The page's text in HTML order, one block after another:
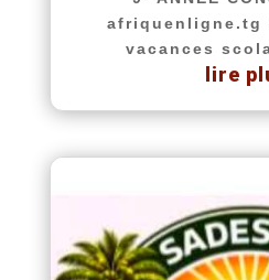
afriquenligne.tg
vacances
lire